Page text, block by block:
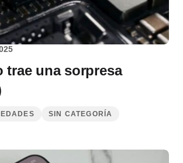
trae una sorpresa
SIN CATEGORÍA